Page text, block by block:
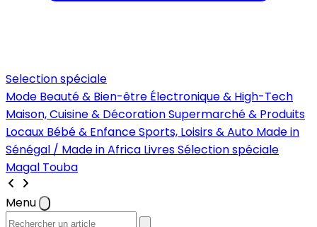
Selection spéciale
Mode Beauté & Bien-être Électronique & High-Tech
Maison, Cuisine & DécorationSupermarché & Produits
Locaux Bébé & EnfanceSports, Loisirs & Auto Made in
Sénégal / Made in Africa LivresSélection spéciale
Magal Touba
Menu